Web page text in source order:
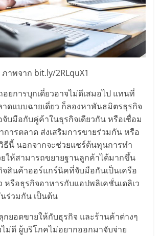
ภาพจาก bit.ly/2RLquX1
ยการบุกเดี่ยวอาจไม่ดีเสมอไป แทนที่
ดแบบฉายเดี่ยว ก็ลองหาพันธมิตรธุรกิจ
บมือกับคู่ค้าในธุรกิจเดียวกัน หรือเชื่อม
การตลาด ส่งเสริมการขายร่วมกัน หรือ
ธีนี้ นอกจากจะช่วยแชร์ต้นทุนการทำ
ให้สามารถขยายฐานลูกค้าได้มากขึ้น
จสินค้าออร์แกร์นิคที่จับมือกันเป็นเครือ
หรือธุรกิจอาหารกับแอปพลิเคชั่นเดลิเว
ร่วมกัน เป็นต้น
กยอดขายให้กับธุรกิจ และร้านค้าต่างๆ
ไม่ดี ผู้บริโภคไม่อยากออกมาจับจ่าย